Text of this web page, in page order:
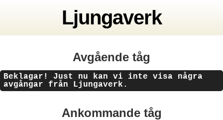
Ljungaverk
Avgående tåg
Beklagar! Just nu kan vi inte visa några
avgångar från Ljungaverk.
Ankommande tåg